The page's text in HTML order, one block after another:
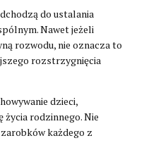
do ustalania
Nawet jeżeli
rozwodu, nie oznacza to
rozstrzygnięcia
dzieci,
życia rodzinnego. Nie
każdego z